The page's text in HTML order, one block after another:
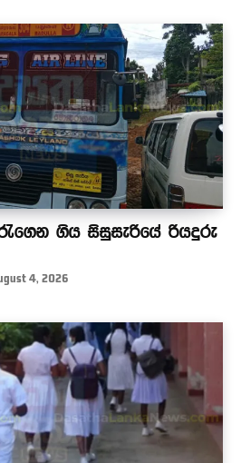
ගිය සිසුසැරියේ රියදුරු
4, 2026